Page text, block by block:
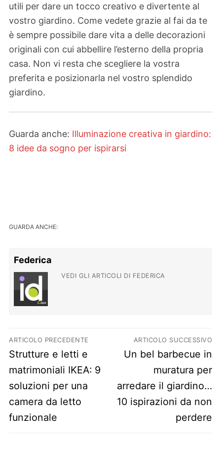
utili per dare un tocco creativo e divertente al
vostro giardino. Come vedete grazie al fai da te
è sempre possibile dare vita a delle decorazioni
originali con cui abbellire l’esterno della propria
casa. Non vi resta che scegliere la vostra
preferita e posizionarla nel vostro splendido
giardino.
Guarda anche: Illuminazione creativa in giardino:
8 idee da sogno per ispirarsi
GUARDA ANCHE:
Federica
VEDI GLI ARTICOLI DI FEDERICA
Navigazione articoli
ARTICOLO PRECEDENTE
Previous post:
Strutture e letti e
matrimoniali IKEA: 9
soluzioni per una
camera da letto
funzionale
ARTICOLO SUCCESSIVO
Next post:
Un bel barbecue in
muratura per
arredare il giardino…
10 ispirazioni da non
perdere